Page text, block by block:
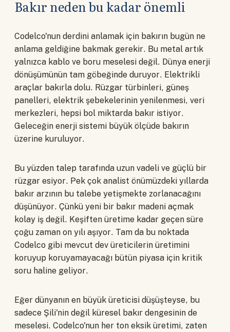
Bakır neden bu kadar önemli
Codelco'nun derdini anlamak için bakırın bugün ne
anlama geldiğine bakmak gerekir. Bu metal artık
yalnızca kablo ve boru meselesi değil. Dünya enerji
dönüşümünün tam göbeğinde duruyor. Elektrikli
araçlar bakırla dolu. Rüzgar türbinleri, güneş
panelleri, elektrik şebekelerinin yenilenmesi, veri
merkezleri, hepsi bol miktarda bakır istiyor.
Geleceğin enerji sistemi büyük ölçüde bakırın
üzerine kuruluyor.
Bu yüzden talep tarafında uzun vadeli ve güçlü bir
rüzgar esiyor. Pek çok analist önümüzdeki yıllarda
bakır arzının bu talebe yetişmekte zorlanacağını
düşünüyor. Çünkü yeni bir bakır madeni açmak
kolay iş değil. Keşiften üretime kadar geçen süre
çoğu zaman on yılı aşıyor. Tam da bu noktada
Codelco gibi mevcut dev üreticilerin üretimini
koruyup koruyamayacağı bütün piyasa için kritik
soru haline geliyor.
Eğer dünyanın en büyük üreticisi düşüşteyse, bu
sadece Şili'nin değil küresel bakır dengesinin de
meselesi. Codelco'nun her ton eksik üretimi, zaten